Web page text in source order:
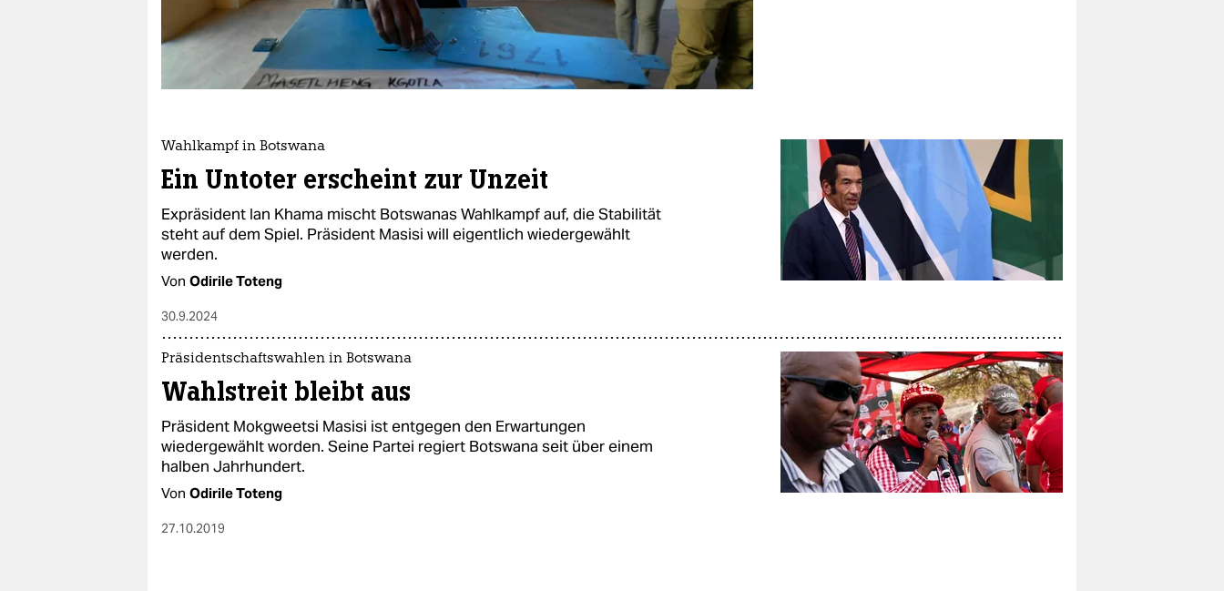
veranstaltungen
shop
fragen & hilfe
abo
genossenschaft
epaper login
Wahlkampf in Botswana
Ein Untoter erscheint zur Unzeit
Expräsident Ian Khama mischt Botswanas Wahlkampf auf, die Stabilität
steht auf dem Spiel. Präsident Masisi will eigentlich wiedergewählt
werden.
Von Odirile Toteng
30.9.2024
Präsidentschaftswahlen in Botswana
Wahlstreit bleibt aus
Präsident Mokgweetsi Masisi ist entgegen den Erwartungen
wiedergewählt worden. Seine Partei regiert Botswana seit über einem
halben Jahrhundert.
Von Odirile Toteng
27.10.2019